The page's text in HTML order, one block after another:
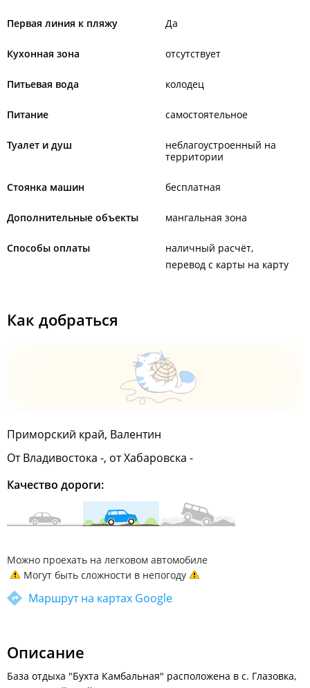
Первая линия к пляжу Да
Кухонная зона отсутствует
Питьевая вода колодец
Питание самостоятельное
Туалет и душ
неблагоустроенный на
территории
Стоянка машин бесплатная
Дополнительные объекты мангальная зона
Способы оплаты
наличный расчёт
перевод с карты на карту
Как добраться
Приморский край, Валентин
От Владивостока -, от Хабаровска -
Качество дороги:
Можно проехать на легковом автомобиле
Могут быть сложности в непогоду
Маршрут на картах Google
Описание
База отдыха "Бухта Камбальная" расположена в с. Глазовка,